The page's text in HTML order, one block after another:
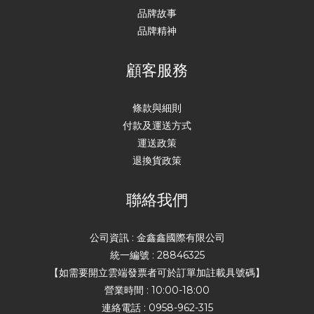
品牌故事
品牌精神
顧客服務
條款與細則
付款及運送方式
運送政策
退換貨政策
聯絡我們
公司資訊 : 金鑫鑫國際有限公司
統一編號 : 28846325
【如需要開立雲端發票者可於訂單加註載具號碼】
營業時間 : 10:00-18:00
連絡電話 : 0958-962-315